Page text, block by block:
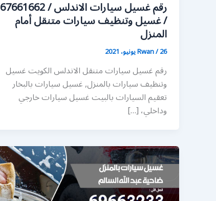
رقم غسيل سيارات الاندلس / 67661662
/ غسيل وتنظيف سيارات متنقل أمام
المنزل
Rwan/26 يونيو، 2021
رقم غسيل سيارات متنقل الاندلس الكويت غسيل
وتنظيف سيارات بالمنزل, غسيل سيارات بالبخار
تعقيم السيارات بالبيت غسيل سيارات خارجي
وداخلي، […]